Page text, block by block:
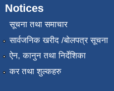
Notices
सूचना तथा समाचार
सार्वजनिक खरीद /बोलपत्र सूचना
ऐन, कानुन तथा निर्देशिका
कर तथा शुल्कहरु